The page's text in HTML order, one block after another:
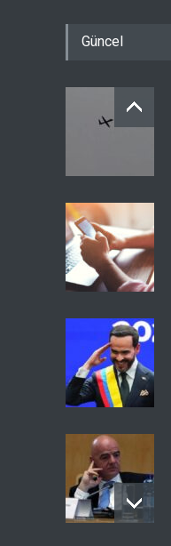
Güncel